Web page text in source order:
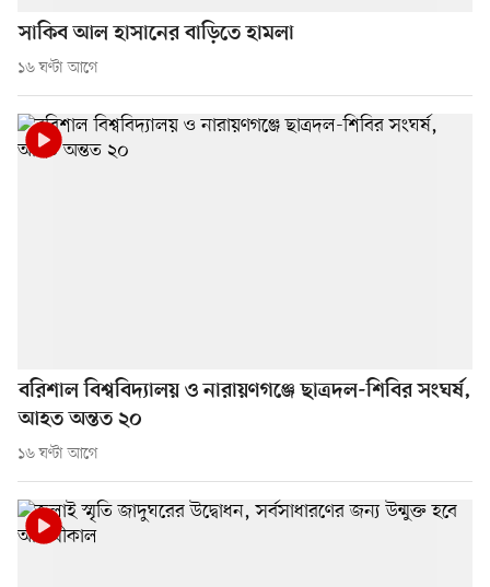
সাকিব আল হাসানের বাড়িতে হামলা
১৬ ঘণ্টা আগে
বরিশাল বিশ্ববিদ্যালয় ও নারায়ণগঞ্জে ছাত্রদল-শিবির সংঘর্ষ,
আহত অন্তত ২০
১৬ ঘণ্টা আগে